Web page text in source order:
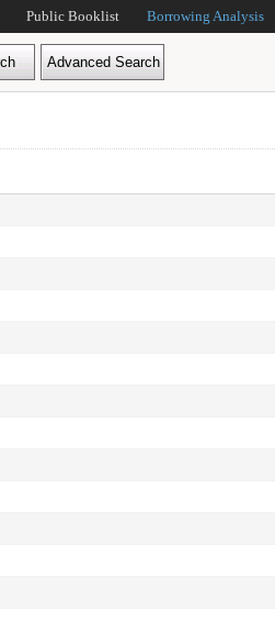
Public Booklist Borrowing Analysis